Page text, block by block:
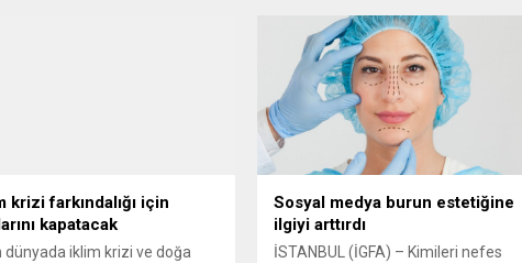
Genel Başkanı Ali Yalçın ve Türk
Eğitim-Sen Genel Başkanı Talip
Geylan ile basın mensuplarına
açıklamalarda bulunan Bakan Tekin,
“Bana bir harf öğretenin kırk yıl
kölesi olurum.” diyen...
krizi farkındalığı için
kapatacak
dünyada iklim krizi ve doğa
Sosyal medya burun estetiğine
ilgiyi arttırdı
İSTANBUL (İGFA) – Kimileri nefes